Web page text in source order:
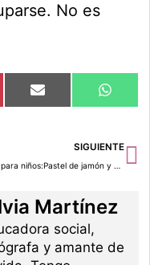
No es
Compartir
en
Email
en
SIGUIENTE
Receta para niños:Pastel de jamón y queso
Martínez
social,
y amante de